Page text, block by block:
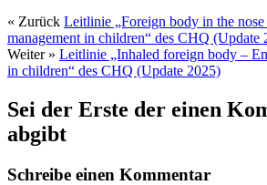
« Zurück Leitlinie „Foreign body in the
management in children“ des CHQ (Update
Weiter » Leitlinie „Inhaled foreign body –
in children“ des CHQ (Update 2025)
Sei der Erste der einen
abgibt
Schreibe einen Kommentar